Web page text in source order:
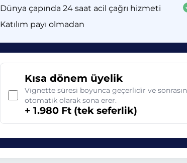
Dünya çapında 24 saat acil çağrı hizmeti
Katılım payı olmadan
Kısa dönem üyelik
Vignette süresi boyunca geçerlidir ve
otomatik olarak sona erer.
+ 1.980 Ft (tek seferlik)